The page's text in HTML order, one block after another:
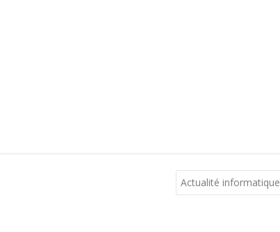
Actualité informatique